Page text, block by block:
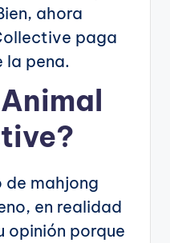
ahora
paga
la pena.
de mahjong
en realidad
porque